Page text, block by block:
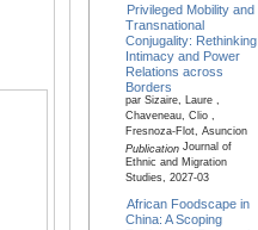
Privileged Mobility and
Transnational
Conjugality: Rethinking
Intimacy and Power
Relations across
Borders
par Sizaire, Laure ,
Chaveneau, Clio ,
Fresnoza-Flot, Asuncion
PublicationJournal of
Ethnic and Migration
Studies, 2027-03
African Foodscape in
China: A Scoping